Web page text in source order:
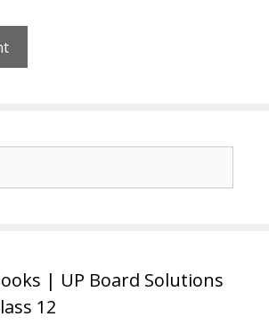
| UP Board Solutions
12